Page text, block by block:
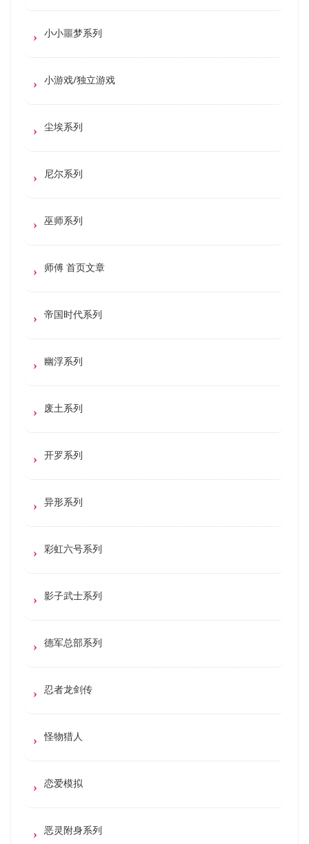
小小噩梦系列
小游戏/独立游戏
尘埃系列
尼尔系列
巫师系列
师傅 首页文章
帝国时代系列
幽浮系列
废土系列
开罗系列
异形系列
彩虹六号系列
影子武士系列
德军总部系列
忍者龙剑传
怪物猎人
恋爱模拟
恶灵附身系列